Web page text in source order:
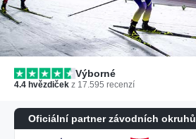
Výborné
4.4 hvězdiček z 17.595 recenzí
Oficiální partner závodních okruhů